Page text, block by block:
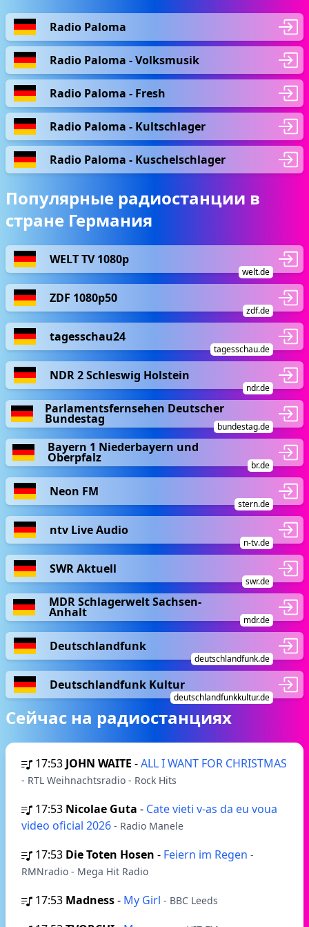
Radio Paloma
Radio Paloma - Volksmusik
Radio Paloma - Fresh
Radio Paloma - Kultschlager
Radio Paloma - Kuschelschlager
Популярные радиостанции в
стране Германия
WELT TV 1080p
welt.de
ZDF 1080p50
zdf.de
tagesschau24
tagesschau.de
NDR 2 Schleswig Holstein
ndr.de
Parlamentsfernsehen Deutscher
Bundestag
bundestag.de
Bayern 1 Niederbayern und
Oberpfalz
br.de
Neon FM
stern.de
ntv Live Audio
n-tv.de
SWR Aktuell
swr.de
MDR Schlagerwelt Sachsen-
Anhalt
mdr.de
Deutschlandfunk
deutschlandfunk.de
Deutschlandfunk Kultur
deutschlandfunkkultur.de
Сейчас на радиостанциях
17:53 JOHN WAITE -ALL I WANT FOR CHRISTMAS
- RTL Weihnachtsradio - Rock Hits
17:53 Nicolae Guta - Cate vieti v-as da eu voua
video oficial 2026 - Radio Manele
17:53 Die Toten Hosen - Feiern im Regen -
RMNradio - Mega Hit Radio
17:53 Madness- My Girl - BBC Leeds